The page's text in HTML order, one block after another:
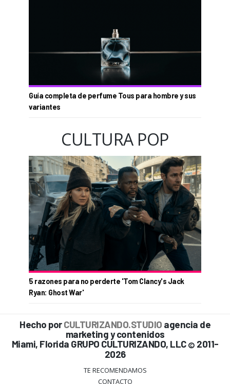
Guía completa de perfume Tous para hombre y sus
variantes
CULTURA POP
5 razones para no perderte 'Tom Clancy's Jack
Ryan: Ghost War'
Hecho porCULTURIZANDO.STUDIO agencia de
marketing y contenidos
Miami, Florida GRUPO CULTURIZANDO, LLC © 2011-
2026
TE RECOMENDAMOS
CONTACTO